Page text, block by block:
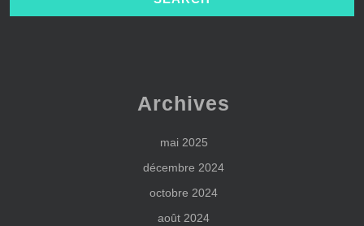
Archives
mai 2025
décembre 2024
octobre 2024
août 2024